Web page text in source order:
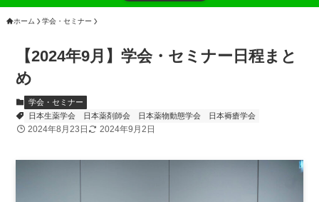
ホーム 学会・セミナー
【2024年9月】学会・セミナー日程まと
め
学会・セミナー
日本生薬学会
日本薬剤師会 日本薬物動態学会 日本褥瘡学会
2024年8月23日 2024年9月2日